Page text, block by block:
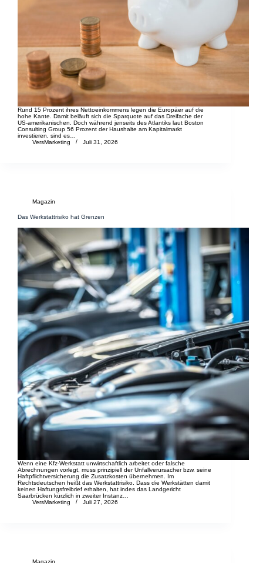
Rund 15 Prozent ihres Nettoeinkommens legen die Europäer auf die
hohe Kante. Damit beläuft sich die Sparquote auf das Dreifache der
US-amerikanischen. Doch während jenseits des Atlantiks laut Boston
Consulting Group 56 Prozent der Haushalte am Kapitalmarkt
investieren, sind es…
VersMarketing
Juli 31, 2026
Magazin
Das Werkstattrisiko hat Grenzen
Wenn eine Kfz-Werkstatt unwirtschaftlich arbeitet oder falsche
Abrechnungen vorlegt, muss prinzipiell der Unfallverursacher bzw. seine
Haftpflichtversicherung die Zusatzkosten übernehmen. Im
Rechtsdeutschen heißt das Werkstattrisiko. Dass die Werkstätten damit
keinen Haftungsfreibrief erhalten, hat indes das Landgericht
Saarbrücken kürzlich in zweiter Instanz…
VersMarketing
Juli 27, 2026
Magazin